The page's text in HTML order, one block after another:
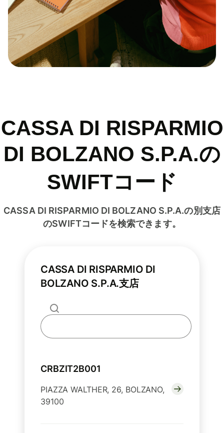
CASSA DI RISPARMIO
DI BOLZANO S.P.A.の
SWIFTコード
CASSA DI RISPARMIO DI BOLZANO S.P.A.の別支店
のSWIFTコードを検索できます。
CASSA DI RISPARMIO DI
BOLZANO S.P.A.支店
CRBZIT2B001
PIAZZA WALTHER, 26, BOLZANO,
39100